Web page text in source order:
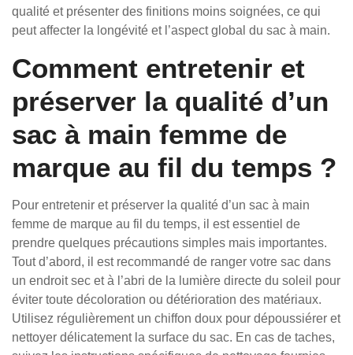
qualité et présenter des finitions moins soignées, ce qui
peut affecter la longévité et l’aspect global du sac à main.
Comment entretenir et
préserver la qualité d’un
sac à main femme de
marque au fil du temps ?
Pour entretenir et préserver la qualité d’un sac à main
femme de marque au fil du temps, il est essentiel de
prendre quelques précautions simples mais importantes.
Tout d’abord, il est recommandé de ranger votre sac dans
un endroit sec et à l’abri de la lumière directe du soleil pour
éviter toute décoloration ou détérioration des matériaux.
Utilisez régulièrement un chiffon doux pour dépoussiérer et
nettoyer délicatement la surface du sac. En cas de taches,